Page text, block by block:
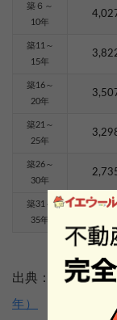
築６～
10年
築11～
15年
築16～
20年
築21～
25年
築26～
30年
築31～
35年
出典： 築年数か
年）